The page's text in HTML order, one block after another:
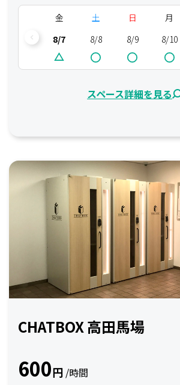
金
8/7
土
8/8
日
8/9
月
8/10
スペース詳細を見る
CHATBOX 高田馬場
600円 /時間